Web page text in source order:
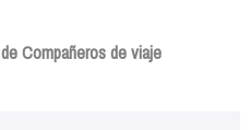
Compañeros de viaje